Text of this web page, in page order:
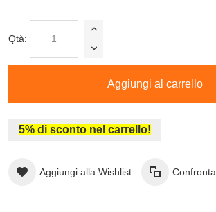
Qtà:
Aggiungi al carrello
5% di sconto nel carrello!
Aggiungi alla Wishlist Confronta